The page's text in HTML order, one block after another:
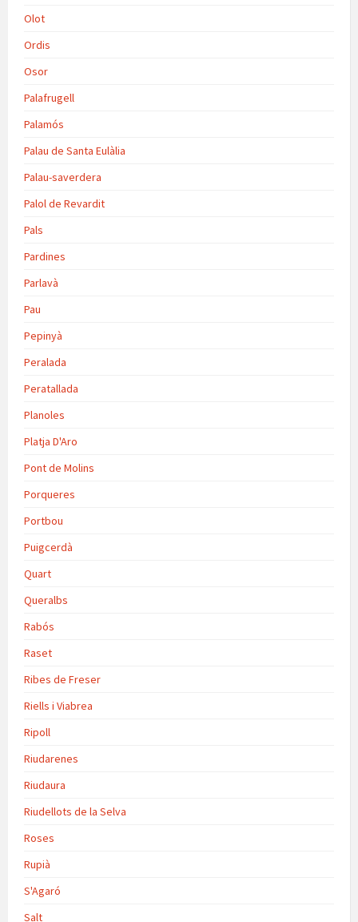
Olot
Ordis
Osor
Palafrugell
Palamós
Palau de Santa Eulàlia
Palau-saverdera
Palol de Revardit
Pals
Pardines
Parlavà
Pau
Pepinyà
Peralada
Peratallada
Planoles
Platja D'Aro
Pont de Molins
Porqueres
Portbou
Puigcerdà
Quart
Queralbs
Rabós
Raset
Ribes de Freser
Riells i Viabrea
Ripoll
Riudarenes
Riudaura
Riudellots de la Selva
Roses
Rupià
S'Agaró
Salt